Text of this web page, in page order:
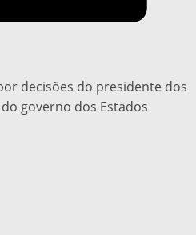
decisões do presidente dos
governo dos Estados